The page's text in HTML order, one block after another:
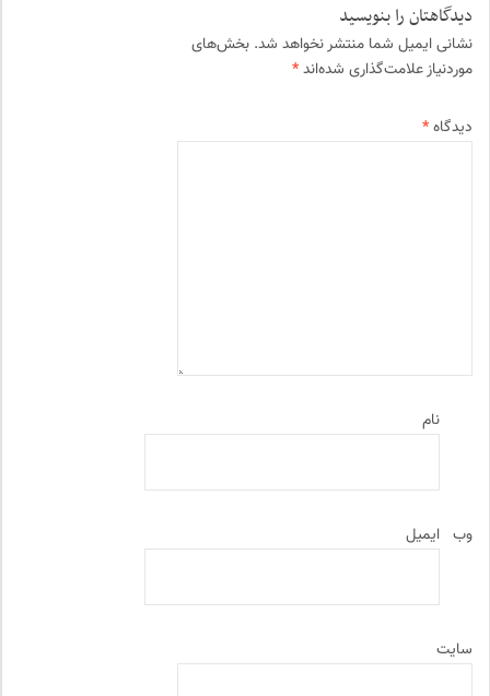
دیدگاهتان را بنویسید
نشانی ایمیل شما منتشر نخواهد شد. بخش‌های
موردنیاز علامت‌گذاری شده‌اند*
دیدگاه*
نام
ایمیل وب‌
سایت